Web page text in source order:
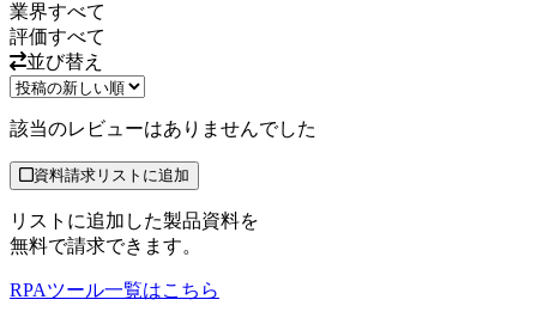
業界すべて
評価すべて
並び替え
該当のレビューはありませんでした
資料請求リストに追加
リストに追加した製品資料を
無料で請求できます。
RPAツール一覧はこちら